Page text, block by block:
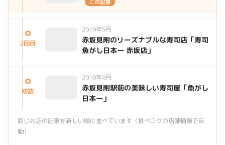
この記事
2回目
2019年5月
赤坂見附のリーズナブルな寿司店「寿司
魚がし日本一 赤坂店」
初訪
2018年8月
赤坂見附駅前の美味しい寿司屋「魚がし
日本一」
同じお店の記事を新しい順に並べています（食べログの店舗情報で自
動）